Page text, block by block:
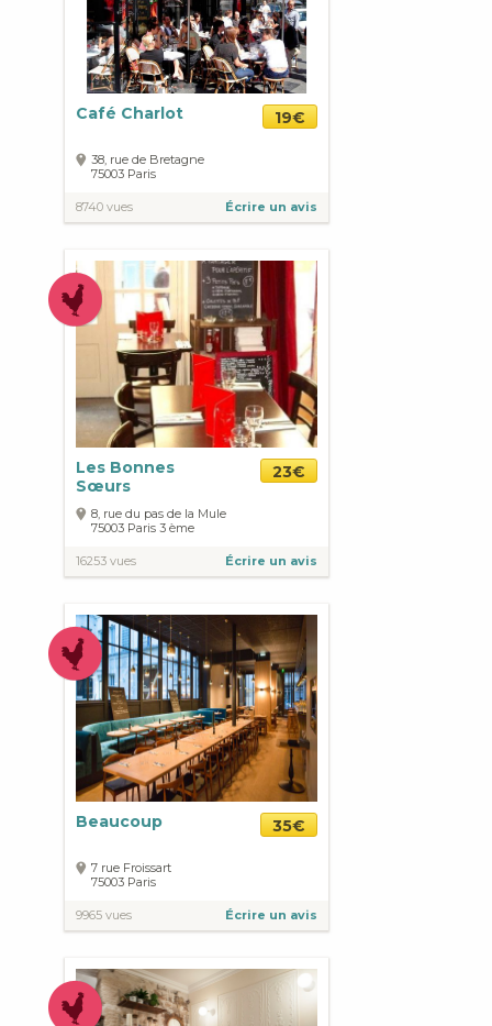
Café Charlot 19€
38, rue de Bretagne
75003 Paris
8740 vues Écrire un avis
Les Bonnes
Sœurs
23€
8, rue du pas de la Mule
75003 Paris 3 ème
16253 vues Écrire un avis
Beaucoup 35€
7 rue Froissart
75003 Paris
9965 vues Écrire un avis